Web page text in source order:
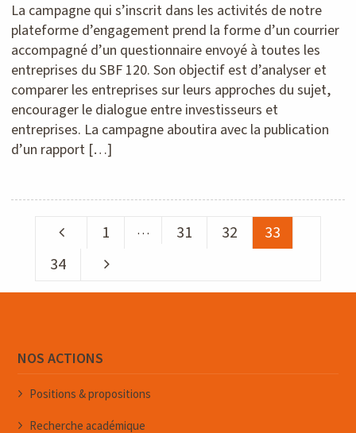
La campagne qui s’inscrit dans les activités de notre
plateforme d’engagement prend la forme d’un courrier
accompagné d’un questionnaire envoyé à toutes les
entreprises du SBF 120. Son objectif est d’analyser et
comparer les entreprises sur leurs approches du sujet,
encourager le dialogue entre investisseurs et
entreprises. La campagne aboutira avec la publication
d’un rapport […]
1 … 31 32
33
34
NOS ACTIONS
Positions & propositions
Recherche académique